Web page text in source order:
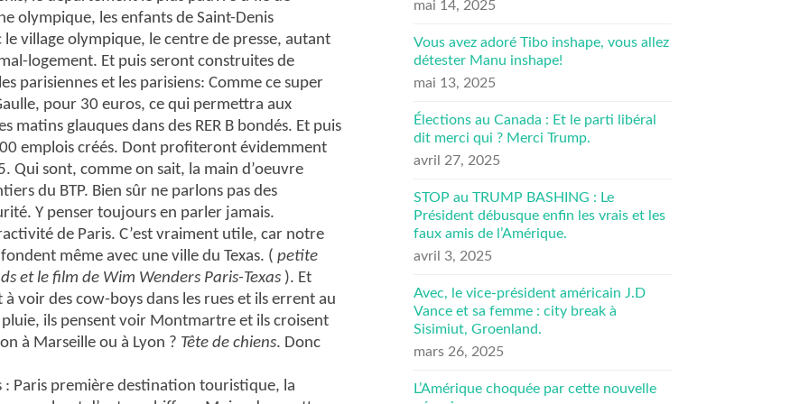
olympique, les enfants de Saint-Denis
village olympique, le centre de presse, autant
logement. Et puis seront construites de
parisiennes et les parisiens: Comme ce super
pour 30 euros, ce qui permettra aux
matins glauques dans des RER B bondés. Et puis
emplois créés. Dont profiteront évidemment
Qui sont, comme on sait, la main d’oeuvre
du BTP. Bien sûr ne parlons pas des
Y penser toujours en parler jamais.
de Paris. C’est vraiment utile, car notre
même avec une ville du Texas. ( petite
et le film de Wim Wenders Paris-Texas ). Et
voir des cow-boys dans les rues et ils errent au
ils pensent voir Montmartre et ils croisent
à Marseille ou à Lyon ? Tête de chiens. Donc
: Paris première destination touristique, la
mai 14, 2025
Vous avez adoré Tibo inshape, vous allez
détester Manu inshape!
mai 13, 2025
Élections au Canada : Et le parti libéral
dit merci qui ? Merci Trump.
avril 27, 2025
STOP au TRUMP BASHING : Le
Président débusque enfin les vrais et les
faux amis de l’Amérique.
avril 3, 2025
Avec, le vice-président américain J.D
Vance et sa femme : city break à
Sisimiut, Groenland.
mars 26, 2025
L’Amérique choquée par cette nouvelle